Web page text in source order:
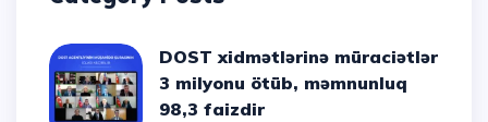
DOST xidmətlərinə müraciətlər
3 milyonu ötüb, məmnunluq
98,3 faizdir